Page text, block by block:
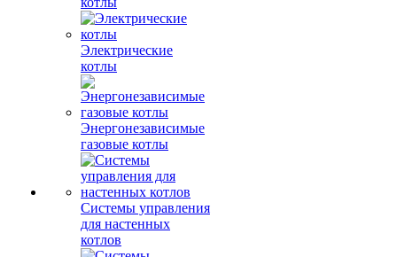
Электрические
котлы
Энергонезависимые
газовые котлы
Системы управления
для настенных
котлов